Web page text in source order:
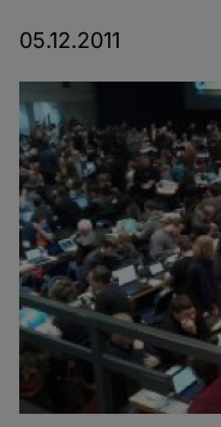
05.12.2011